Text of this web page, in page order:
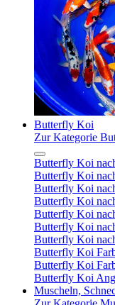
Butterfly Koi
Zur Kategorie
Butterfly Koi
Butterfly Koi
Butterfly Koi
Butterfly Koi
Butterfly Koi
Butterfly Koi
Butterfly Koi
Butterfly Koi
Butterfly Koi
Butterfly Koi
Muscheln,